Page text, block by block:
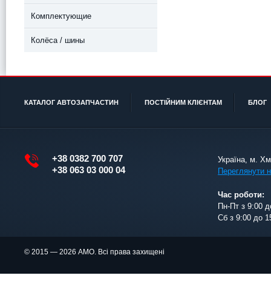
Комплектующие
Колёса / шины
КАТАЛОГ АВТОЗАПЧАСТИН ПОСТІЙНИМ КЛІЄНТАМ БЛОГ
+38 0382 700 707
+38 063 03 000 04
Україна, м.
Переглянути
Час роботи:
Пн-Пт з 9:00
Сб з 9:00 до
© 2015 — 2026 АМО. Всі права захищені